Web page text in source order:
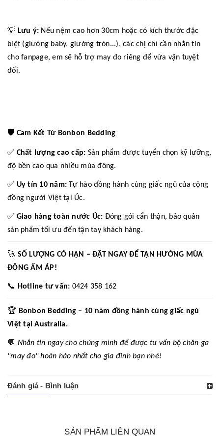
💡 Lưu ý: Nếu nệm cao hơn 30cm hoặc có kích thước đặc
biệt (giường baby, giường tròn...), các chị chỉ cần nhắn tin
cho fanpage, em sẽ hỗ trợ may đo riêng để vừa vặn tuyệt
đối.
🛡️ Cam Kết Từ Bonbon Bedding
✅ Chất lượng cao cấp: Sản phẩm được tuyển chọn kỹ lưỡng,
độ bền cao qua nhiều mùa đông.
✅ Uy tín 10 năm: Tự hào đồng hành cùng giấc ngủ của cộng
đồng người Việt tại Úc.
✅ Giao hàng toàn nước Úc: Đóng gói cẩn thận, bảo quản
sản phẩm tối ưu đến tận tay khách hàng.
🚀 SỐ LƯỢNG CÓ HẠN – ĐẶT NGAY ĐỂ TẬN HƯỞNG MÙA
ĐÔNG ẤM ÁP!
📞 Hotline tư vấn: 0424 358 162
🏆 Bonbon Bedding – 10 năm đồng hành cùng giấc ngủ
Việt tại Australia.
💬 Nhắn tin ngay cho chúng mình để được tư vấn bộ chăn ga
"may đo" hoàn hảo nhất cho gia đình bạn nhé!
Đánh giá - Bình luận
SẢN PHẨM LIÊN QUAN